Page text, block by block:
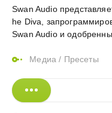
Swan Audio
he Diva,
Swan Audio и
Медиа / Пресеты